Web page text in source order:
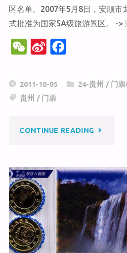
区名单。2007年5月8日，安顺市
式批准为国家5A级旅游景区。 ->
W
C
h
Si
a
W
b
c
o
2011-10-05 24-贵州 / 门
贵州 / 门票
CONTINUE READING"龙